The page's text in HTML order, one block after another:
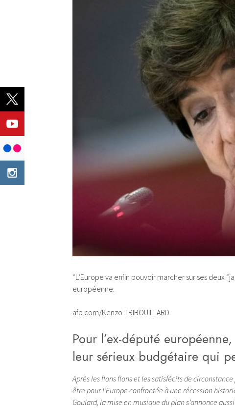
“L’Europe va enfin pouvoir marcher sur ses deux
européenne.
afp.com/Kenzo TRIBOUILLARD
Pour l’ex-député
leur sérieux budgétaire qui
Après les flons flons et les satisfécits de
être pour l’Europe confrontée à une récession
Goulard, la mise en musique du plan s’annonce